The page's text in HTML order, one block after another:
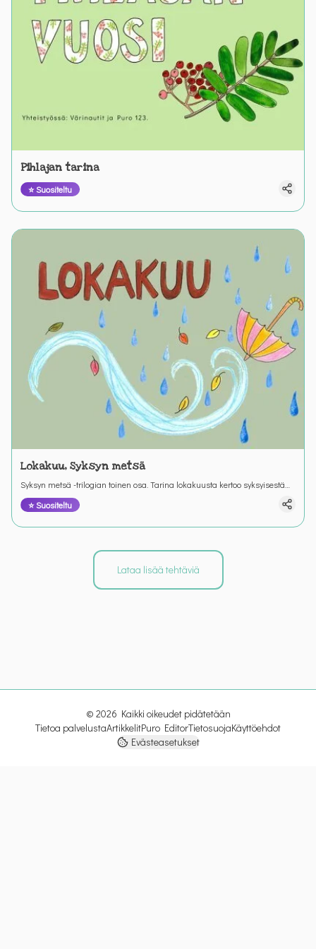
Pihlajan tarina
⭐ Suositeltu
Lokakuu, Syksyn metsä
Syksyn metsä -trilogian toinen osa. Tarina lokakuusta kertoo syksyisestä
metsäretkestä ja retkeen valmistautumisesta. Värinautit.
⭐ Suositeltu
Lataa lisää tehtäviä
© 2026 Kaikki oikeudet pidätetään
Tietoa palvelustaArtikkelitPuro EditorTietosuojaKäyttöehdot
Evästeasetukset